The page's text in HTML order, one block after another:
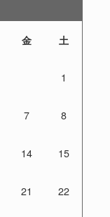
金 土
1
7 8
14 15
21 22